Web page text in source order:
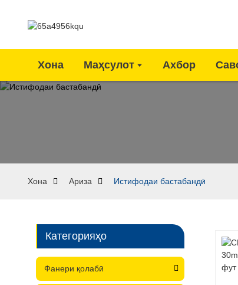
Хона Маҳсулот Ахбор
Хона Ариза Истифодаи бастабандӣ
Категорияҳо
Фанери қолабӣ